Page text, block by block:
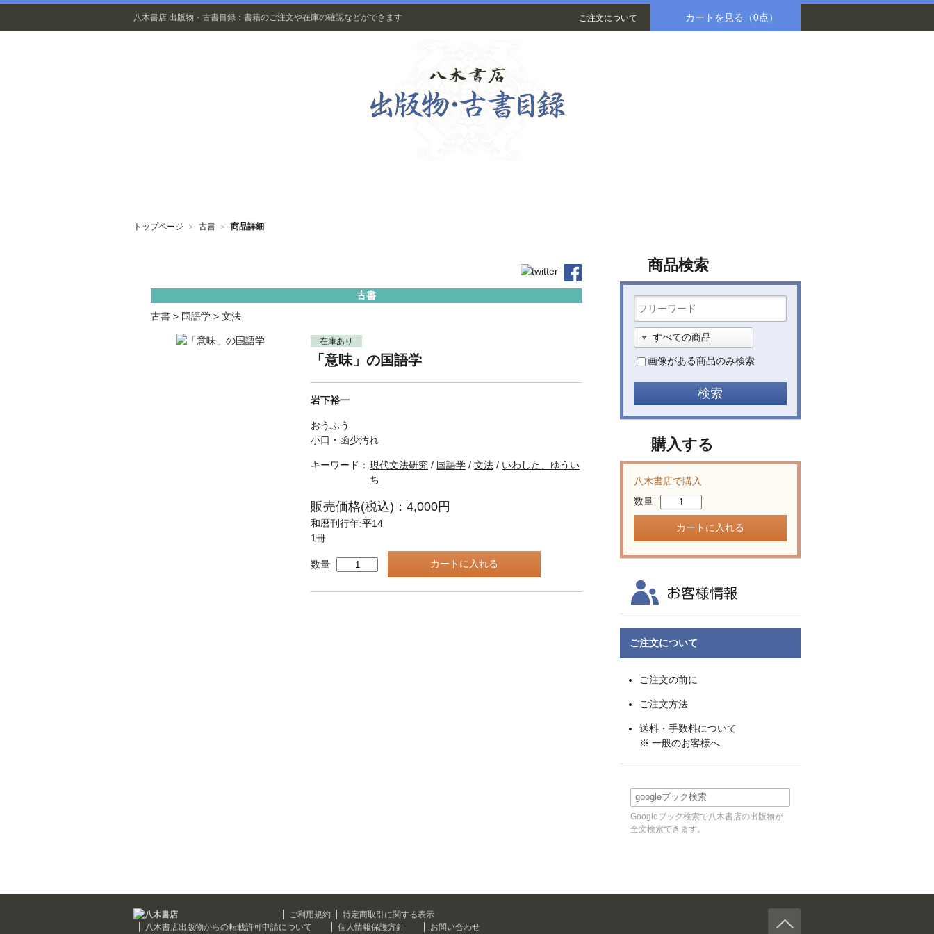
八木書店 出版物・古書目録：書籍のご注文や在庫の確認などができます ご注文について カートを見る （0点）
トップページ ＞ 古書 ＞ 商品詳細
古書
古書 > 国語学 > 文法
在庫あり
「意味」の国語学
岩下裕一
おうふう
小口・函少汚れ
キーワード： 現代文法研究 / 国語学 / 文法 / いわした、ゆうい
ち
販売価格(税込)：4,000円
和暦刊行年:平14
1冊
数量
商品検索
画像がある商品のみ検索
購入する
八木書店で購入
数量
ご注文について
ご注文の前に
ご注文方法
送料・手数料について
※ 一般のお客様へ
Googleブック検索で八木書店の出版物が
全文検索できます。
ご利用規約
特定商取引に関する表示
八木書店出版物からの転載許可申請について
個人情報保護方針 お問い合わせ